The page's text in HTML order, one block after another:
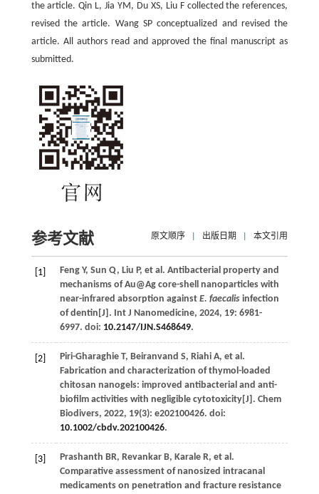
the article. Qin L, Jia YM, Du XS, Liu F collected the references,
revised the article. Wang SP conceptualized and revised the
article. All authors read and approved the final manuscript as
submitted.
参考文献 原文顺序 出版日期 本文引用
[1] Feng Y, Sun Q, Liu P, et al. Antibacterial property and
mechanisms of Au@Ag core-shell nanoparticles with
near-infrared absorption against E. faecalisinfection
of dentin[J]. Int J Nanomedicine, 2024, 19: 6981-
6997. doi: 10.2147/IJN.S468649.
[2] Piri-Gharaghie T, Beiranvand S, Riahi A, et al.
Fabrication and characterization of thymol-loaded
chitosan nanogels: improved antibacterial and anti-
biofilm activities with negligible cytotoxicity[J]. Chem
Biodivers, 2022, 19(3): e202100426. doi:
10.1002/cbdv.202100426.
[3] Prashanth BR, Revankar B, Karale R, et al.
Comparative assessment of nanosized intracanal
medicaments on penetration and fracture resistance